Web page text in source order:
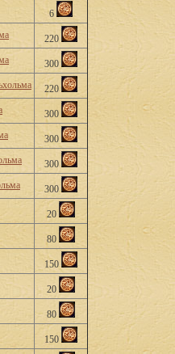
6
220
300
220
300
300
300
300
20
80
150
20
80
150